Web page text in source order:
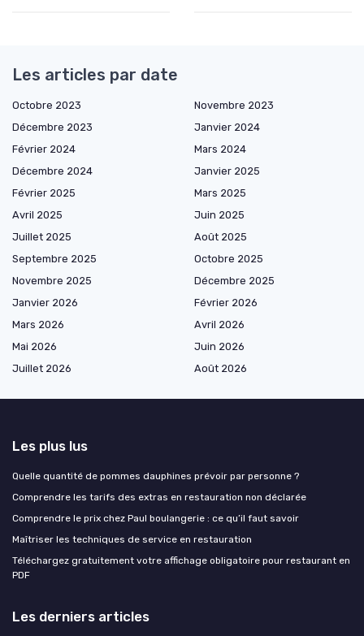
Les articles par date
Octobre 2023
Novembre 2023
Décembre 2023
Janvier 2024
Février 2024
Mars 2024
Décembre 2024
Janvier 2025
Février 2025
Mars 2025
Avril 2025
Juin 2025
Juillet 2025
Août 2025
Septembre 2025
Octobre 2025
Novembre 2025
Décembre 2025
Janvier 2026
Février 2026
Mars 2026
Avril 2026
Mai 2026
Juin 2026
Juillet 2026
Août 2026
Les plus lus
Quelle quantité de pommes dauphines prévoir par personne ?
Comprendre les tarifs des extras en restauration non déclarée
Comprendre le prix chez Paul boulangerie : ce qu’il faut savoir
Maîtriser les techniques de service en restauration
Téléchargez gratuitement votre affichage obligatoire pour restaurant en
PDF
Les derniers articles